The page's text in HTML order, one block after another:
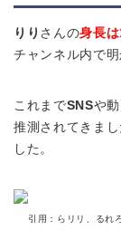
りり さんの身長
チャンネル内で
これまでSNSや
推測されてきま
した。
引用：らリリ、るれ